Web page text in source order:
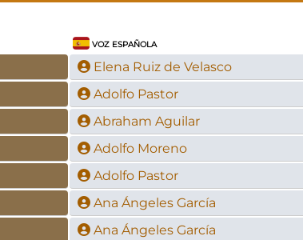
VOZ ESPAÑOLA
Elena Ruiz de Velasco
Adolfo Pastor
Abraham Aguilar
Adolfo Moreno
Adolfo Pastor
Ana Ángeles García
Ana Ángeles García